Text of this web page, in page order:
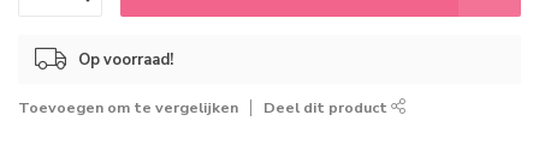
Op voorraad!
Toevoegen om te vergelijken Deel dit product